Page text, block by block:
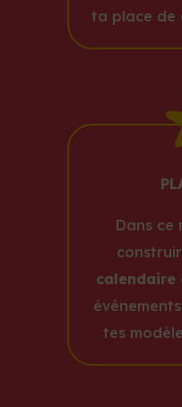
ta place de
Dans ce
calendaire
tes